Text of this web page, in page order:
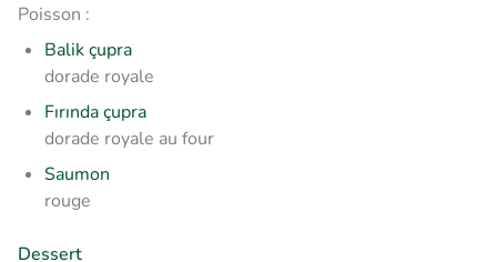
Poisson :
Balik çupra
dorade royale
Fırında çupra
dorade royale au four
Saumon
rouge
Dessert